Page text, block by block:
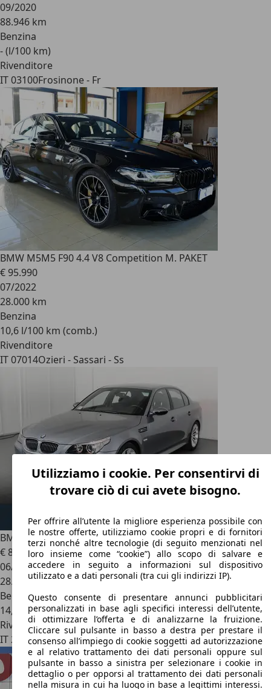
09/2020
88.946 km
Benzina
- (l/100 km)
Rivenditore
IT 03100Frosinone - Fr
BMW M5M5 F90 4.4 V8 Competition M. PAKET
€ 95.990
07/2022
28.000 km
Benzina
10,6 l/100 km (comb.)
Rivenditore
IT 07014Ozieri - Sassari - Ss
BMW M55.0 Veicolo BMW Classic Nanni Nember
€ 81.000
06/2005
28.145 km
Benzina
14,8 l/100 km (comb.)
Rivenditore
IT 25126Brescia - Bs
Utilizziamo i cookie. Per consentirvi di
trovare ciò di cui avete bisogno.
Per offrire all’utente la migliore esperienza possibile con
le nostre offerte, utilizziamo cookie propri e di fornitori
terzi nonché altre tecnologie (di seguito menzionati nel
loro insieme come “cookie”) allo scopo di salvare e
accedere in seguito a informazioni sul dispositivo
utilizzato e a dati personali (tra cui gli indirizzi IP).
Questo consente di presentare annunci pubblicitari
personalizzati in base agli specifici interessi dell’utente,
di ottimizzare l’offerta e di analizzarne la fruizione.
Cliccare sul pulsante in basso a destra per prestare il
consenso all’impiego di cookie soggetti ad autorizzazione
e al relativo trattamento dei dati personali oppure sul
pulsante in basso a sinistra per selezionare i cookie in
dettaglio o per opporsi al trattamento dei dati personali
nella misura in cui ha luogo in base a legittimi interessi.